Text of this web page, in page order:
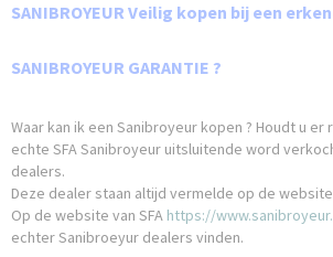
SANIBROYEUR Veilig kopen bij een
SANIBROYEUR GARANTIE ?
Waar kan ik een Sanibroyeur kopen ? Houdt u
echte SFA Sanibroyeur uitsluitende word
dealers.
Deze dealer staan altijd vermelde op de
Op de website van SFA https://
echter Sanibroeyur dealers vinden.